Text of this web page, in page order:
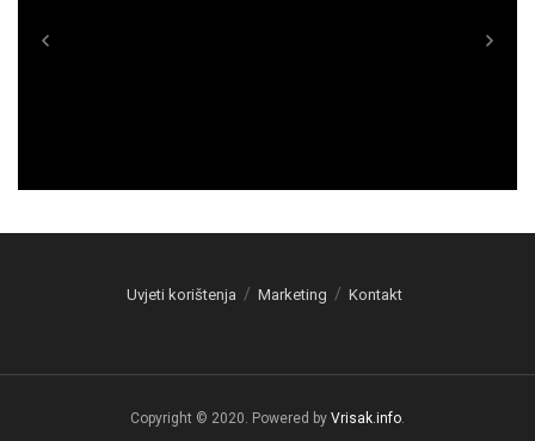
Uvjeti korištenja Marketing Kontakt
Copyright © 2020. Powered by Vrisak.info.